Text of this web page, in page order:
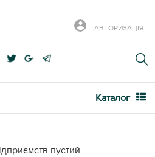
АВТОРИЗАЦІЯ
Каталог
пустий